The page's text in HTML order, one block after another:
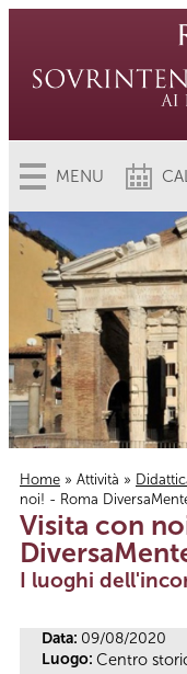
MENU
Tu sei qui
Home » Attività »
noi! - Roma
Visita con
I luoghi
Data: 09/08/2020
Luogo: Centro